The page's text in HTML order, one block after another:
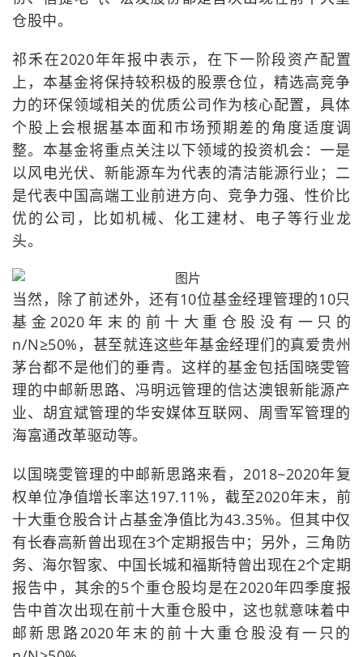
仓股中。
祁禾在2020年年报中表示，在下一阶段资产配置
上，本基金将保持较积极的股票仓位，精选高竞争
力的环保领域相关的优质公司作为核心配置，具体
个股上会根据基本面和市场预期差的角度适度调
整。本基金将重点关注以下领域的投资机会：一是
以风电光伏、新能源车为代表的清洁能源行业；二
是代表中国高端工业前进方向、竞争力强、性价比
优的公司，比如机械、化工建材、电子等行业龙
头。
当然，除了前述外，还有10位基金经理管理的10只
基金2020年末的前十大重仓股没有一只的
n/N≥50%，甚至就连这些年基金经理们的真爱贵州
茅台都不是他们的垂青。这样的基金包括国晓雯管
理的中邮新思路、冯明远管理的信达澳银新能源产
业、胡宜斌管理的华安媒体互联网、周雪军管理的
海富通改革驱动等。
以国晓雯管理的中邮新思路来看，2018~2020年复
权单位净值增长率达197.11%，截至2020年末，前
十大重仓股合计占基金净值比为43.35%。但其中仅
有长春高新曾出现在3个定期报告中；另外，三角防
务、海尔智家、中国长城和福斯特曾出现在2个定期
报告中，其余的5个重仓股均是在2020年四季度报
告中首次出现在前十大重仓股中，这也就意味着中
邮新思路2020年末的前十大重仓股没有一只的